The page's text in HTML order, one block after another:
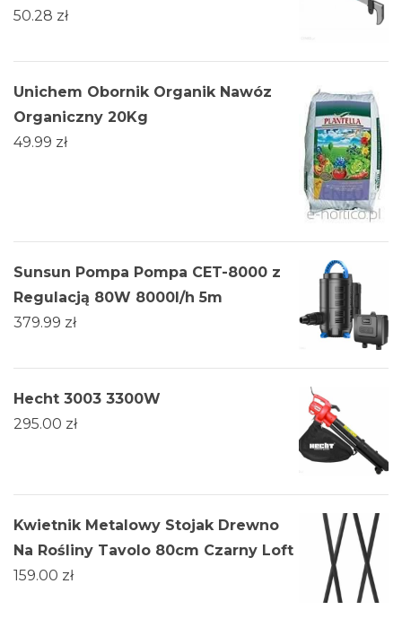
50.28 zł
Unichem Obornik Organik Nawóz
Organiczny 20Kg
49.99 zł
Sunsun Pompa Pompa CET-8000 z
Regulacją 80W 8000l/h 5m
379.99 zł
Hecht 3003 3300W
295.00 zł
Kwietnik Metalowy Stojak Drewno
Na Rośliny Tavolo 80cm Czarny Loft
159.00 zł